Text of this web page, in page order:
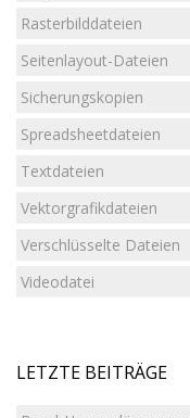
Rasterbilddateien
Seitenlayout-Dateien
Sicherungskopien
Spreadsheetdateien
Textdateien
Vektorgrafikdateien
Verschlüsselte Dateien
Videodatei
LETZTE BEITRÄGE